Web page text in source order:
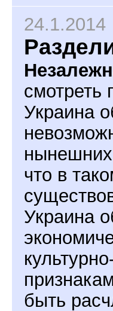
24.1.2014
смотреть
Украина
нынешних
что в
Украина
быть